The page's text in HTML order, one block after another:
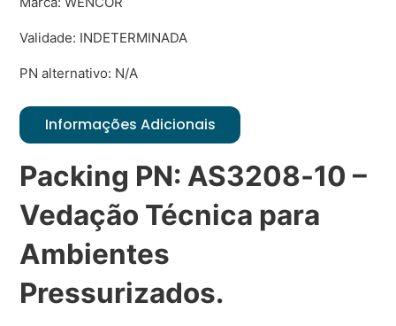
Validade: INDETERMINADA
PN alternativo: N/A
Informações Adicionais
Packing PN: AS3208‑10 –
Vedação Técnica para
Ambientes
Pressurizados.